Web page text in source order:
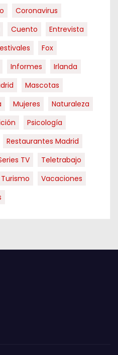
Coronavirus
Cuento
Entrevista
Fox
Informes
Irlanda
Mascotas
Mujeres
Naturaleza
Psicología
Restaurantes Madrid
TV
Teletrabajo
Turismo
Vacaciones